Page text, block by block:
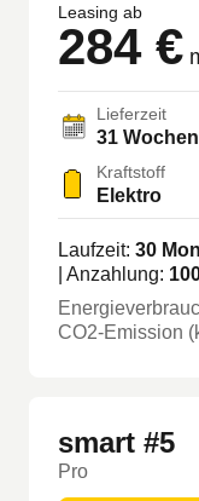
Leasing ab
284 €
Lieferzeit
31 Wochen
Kraftstoff
Elektro
Laufzeit: 30
| Anzahlung:
CO2-Emission
smart #5
Pro